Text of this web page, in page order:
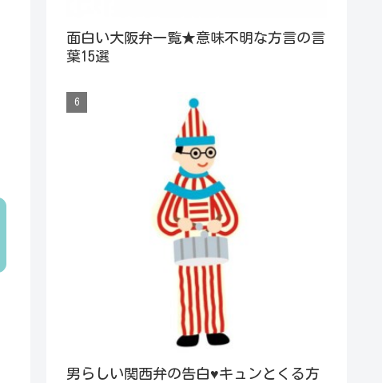
面白い大阪弁一覧★意味不明な方言の言
葉15選
男らしい関西弁の告白♥キュンとくる方